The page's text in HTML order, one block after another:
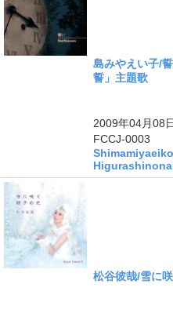
島みやえい子/
誓」主題歌
2009年04月08
FCCJ-0003
松谷彼哉/雪に